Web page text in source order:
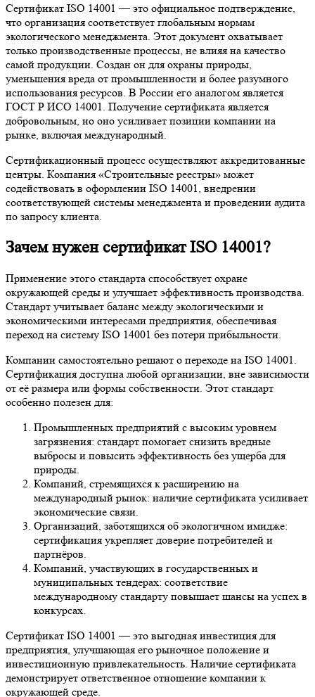
Сертификат ISO 14001 — это официальное подтверждение,
что организация соответствует глобальным нормам
экологического менеджмента. Этот документ охватывает
только производственные процессы, не влияя на качество
самой продукции. Создан он для охраны природы,
уменьшения вреда от промышленности и более разумного
использования ресурсов. В России его аналогом является
ГОСТ Р ИСО 14001. Получение сертификата является
добровольным, но оно усиливает позиции компании на
рынке, включая международный.
Сертификационный процесс осуществляют аккредитованные
центры. Компания «Строительные реестры» может
содействовать в оформлении ISO 14001, внедрении
соответствующей системы менеджмента и проведении аудита
по запросу клиента.
Зачем нужен сертификат ISO 14001?
Применение этого стандарта способствует охране
окружающей среды и улучшает эффективность производства.
Стандарт учитывает баланс между экологическими и
экономическими интересами предприятия, обеспечивая
переход на систему ISO 14001 без потери прибыльности.
Компании самостоятельно решают о переходе на ISO 14001.
Сертификация доступна любой организации, вне зависимости
от её размера или формы собственности. Этот стандарт
особенно полезен для:
Промышленных предприятий с высоким уровнем
загрязнения: стандарт помогает снизить вредные
выбросы и повысить эффективность без ущерба для
природы.
Компаний, стремящихся к расширению на
международный рынок: наличие сертификата усиливает
экономические связи.
Организаций, заботящихся об экологичном имидже:
сертификация укрепляет доверие потребителей и
партнёров.
Компаний, участвующих в государственных и
муниципальных тендерах: соответствие
международному стандарту повышает шансы на успех в
конкурсах.
Сертификат ISO 14001 — это выгодная инвестиция для
предприятия, улучшающая его рыночное положение и
инвестиционную привлекательность. Наличие сертификата
демонстрирует ответственное отношение компании к
окружающей среде.